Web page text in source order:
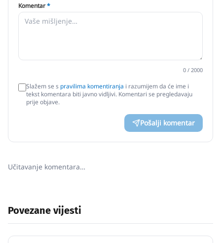
Komentar*
0 / 2000
Slažem se s pravilima komentiranja i razumijem da će ime i
tekst komentara biti javno vidljivi. Komentari se pregledavaju
prije objave.
Pošalji komentar
Učitavanje komentara…
Povezane vijesti